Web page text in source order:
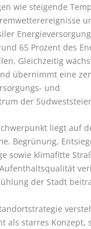
wie steigende
65 Prozent des
Gleichzeitig
übernimmt eine
und
der
liegt auf
Begrünung,
sowie klimafitte
der Stadt
als starres Konzept,